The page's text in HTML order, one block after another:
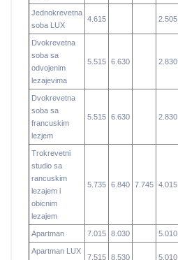
Jednokrevetna
soba LUX
4.615 2.505
Dvokrevetna
soba sa
odvojenim
lezajevima
5.515 6.630 2.830
Dvokrevetna
soba sa
francuskim
lezjem
5.515 6.630 2.830
Trokrevetni
studio sa
rancuskim
lezajem i
obicnim
lezajem
5.735 6.840 7.745 4.015
Apartman 7.015 8.030 5.010
Apartman LUX
7.515 8.530 5.010